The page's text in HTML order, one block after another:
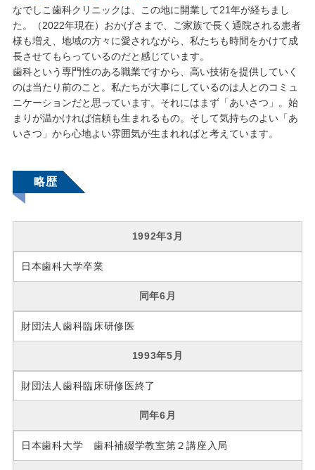
なでしこ歯科クリニックは、この地に開業して21年が経ちまし
た。（2022年現在）おかげさまで、ご家族で長く通院される患者
様も増え、地域の方々に愛されながら、私たちも時間をかけて成
長させてもらっているのだと感じています。
歯科という専門性のある職業ですから、高い技術を提供していく
のは当たり前のこと。私たちが大事にしているのは人とのコミュ
ニケーションだと思っています。それにはまず「あいさつ」。始
まりが温かければ信頼も生まれるもの。そして気持ちのよい「あ
いさつ」から心地よい雰囲気が生まれればと考えています。
略歴
1992年3月
日本歯科大学卒業
同年6月
財団法人歯科臨床研修医
1993年5月
財団法人歯科臨床研修医終了
同年6月
日本歯科大学 歯科補綴学教室第２講座入局